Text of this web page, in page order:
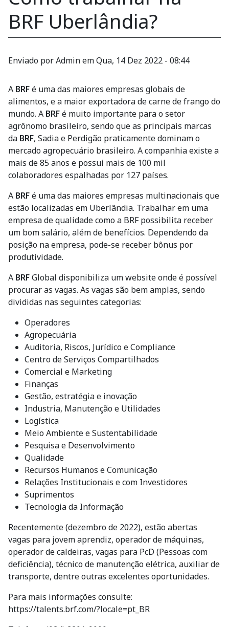
BRF Uberlândia?
Enviado porAdminemQua, 14 Dez 2022 - 08:44
A BRFé uma das maiores empresas globais de
alimentos, e a maior exportadora de carne de frango do
mundo. A BRFé muito importante para o setor
agrônomo brasileiro, sendo que as principais marcas
da BRF, Sadia e Perdigão praticamente dominam o
mercado agropecuário brasileiro. A companhia existe a
mais de 85 anos e possui mais de 100 mil
colaboradores espalhadas por 127 países.
A BRFé uma das maiores empresas multinacionais que
estão localizadas em Uberlândia. Trabalhar em uma
empresa de qualidade como a BRF possibilita receber
um bom salário, além de benefícios. Dependendo da
posição na empresa, pode-se receber bônus por
produtividade.
A BRFGlobal disponibiliza um website onde é possível
procurar as vagas. As vagas são bem amplas, sendo
divididas nas seguintes categorias:
Operadores
Agropecuária
Auditoria, Riscos, Jurídico e Compliance
Centro de Serviços Compartilhados
Comercial e Marketing
Finanças
Gestão, estratégia e inovação
Industria, Manutenção e Utilidades
Logística
Meio Ambiente e Sustentabilidade
Pesquisa e Desenvolvimento
Qualidade
Recursos Humanos e Comunicação
Relações Institucionais e com Investidores
Suprimentos
Tecnologia da Informação
Recentemente (dezembro de 2022), estão abertas
vagas para jovem aprendiz, operador de máquinas,
operador de caldeiras, vagas para PcD (Pessoas com
deficiência), técnico de manutenção elétrica, auxiliar de
transporte, dentre outras excelentes oportunidades.
Para mais informações consulte:
https://talents.brf.com/?locale=pt_BR